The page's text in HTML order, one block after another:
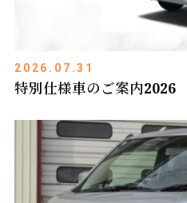
2026.07.31
特別仕様車のご案内2026